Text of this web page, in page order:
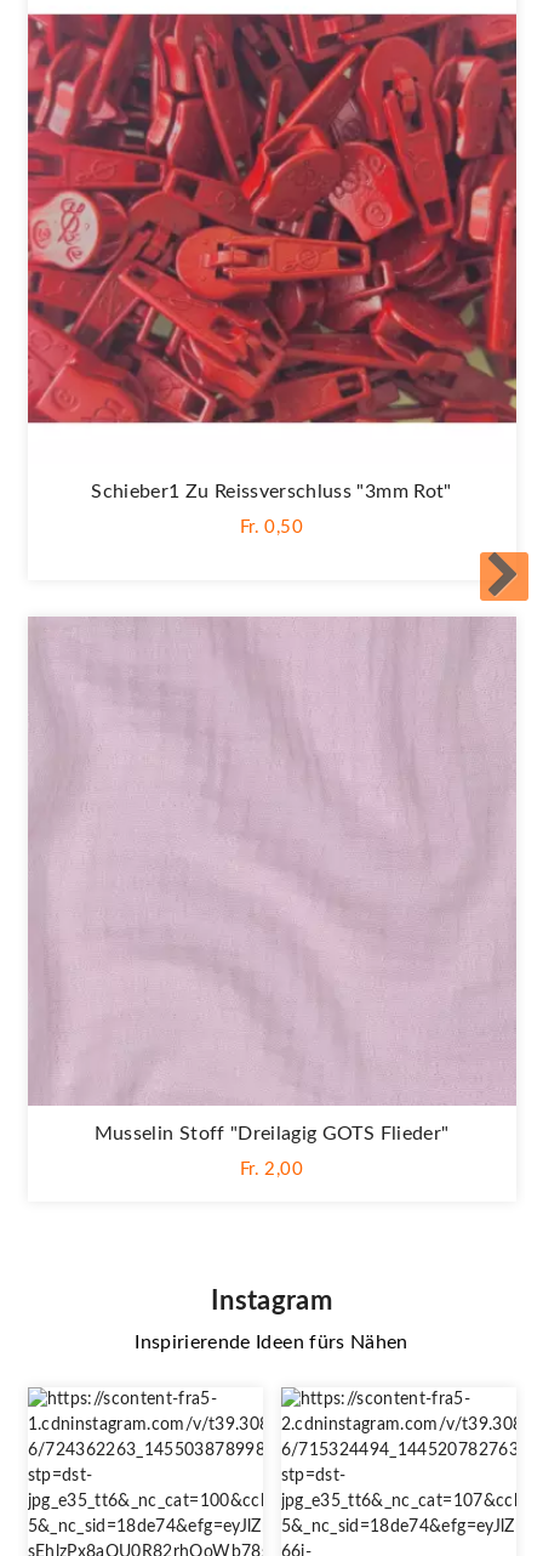
Schieber1 Zu Reissverschluss "3mm Rot"
Fr. 0,50
Musselin Stoff "Dreilagig GOTS Flieder"
Fr. 2,00
Instagram
Inspirierende Ideen fürs Nähen